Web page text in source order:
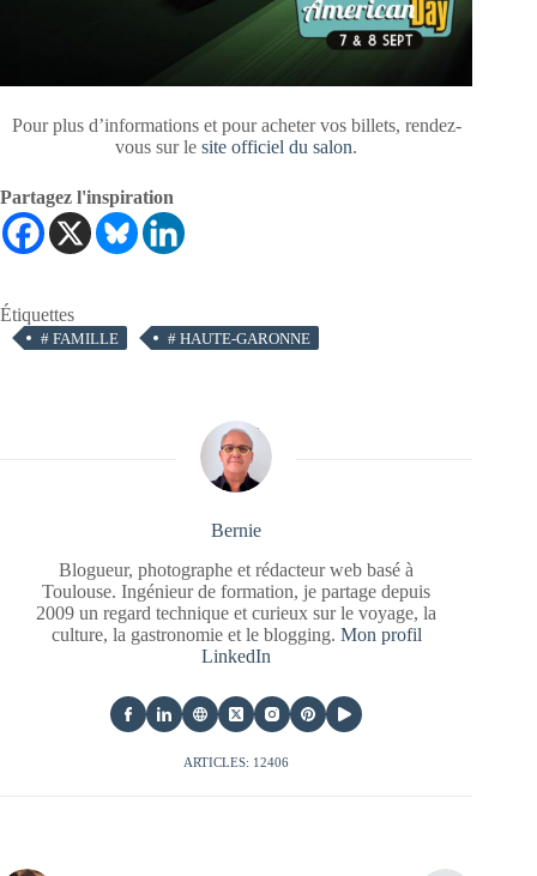
Pour plus d’informations et pour acheter vos billets, rendez-
vous sur lesite officiel du salon.
Partagez l'inspiration
Étiquettes
# FAMILLE # HAUTE-GARONNE
Bernie
Blogueur, photographe et rédacteur web basé à
Toulouse. Ingénieur de formation, je partage depuis
2009 un regard technique et curieux sur le voyage, la
culture, la gastronomie et le blogging. Mon profil
LinkedIn
ARTICLES: 12406